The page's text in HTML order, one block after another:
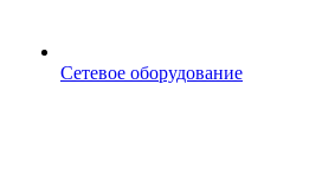
Сетевое оборудование